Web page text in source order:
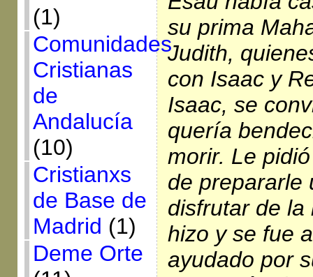
(1)
Comunidades
Cristianas
de
Andalucía
(10)
Cristianxs
de Base de
Madrid (1)
Deme Orte
su prima
Judith,
con Isaac y
Isaac, se
quería
morir. Le
de prepararle
disfrutar de la
hizo y se fue
ayudado por